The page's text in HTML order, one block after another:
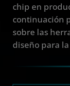
chip en
continuación
sobre las
diseño para